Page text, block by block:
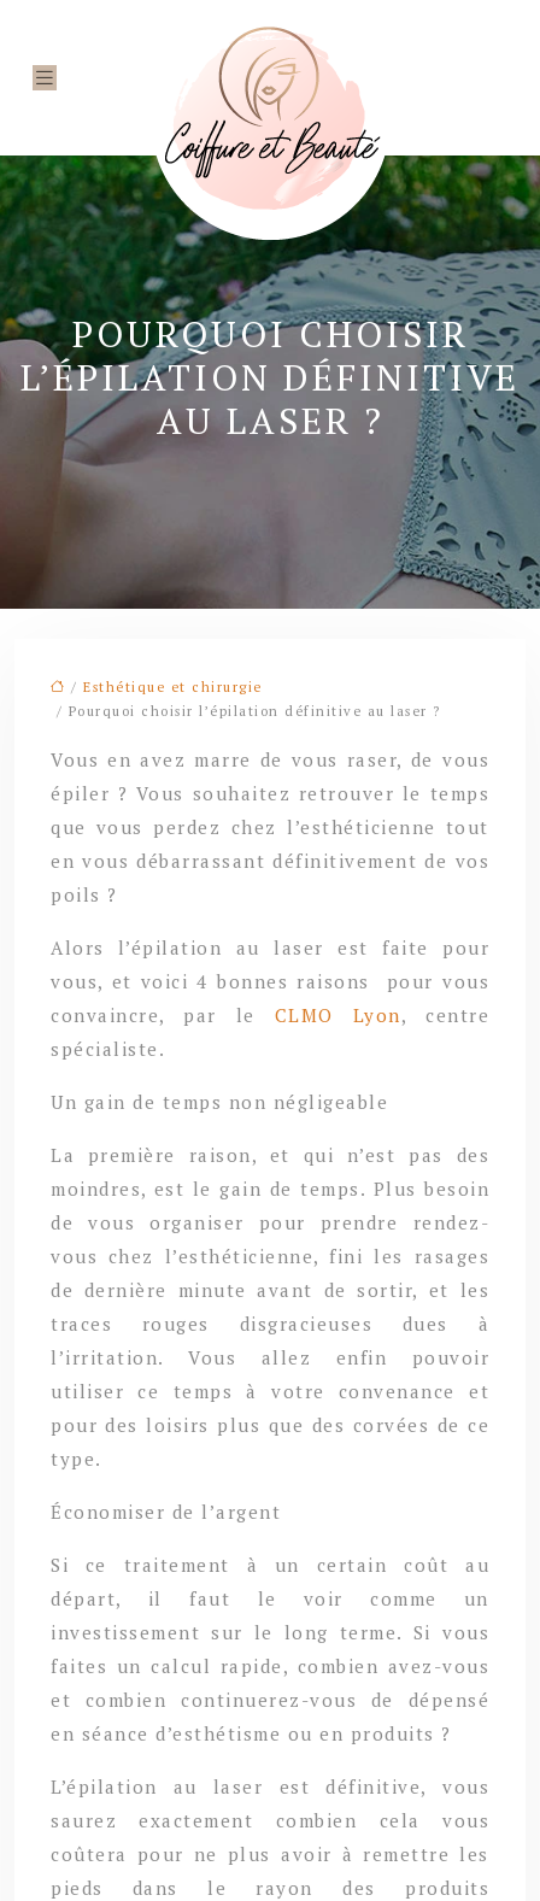
POURQUOI CHOISIR
L’ÉPILATION DÉFINITIVE
AU LASER ?
/ Esthétique et chirurgie
/ Pourquoi choisir l’épilation définitive au laser ?
Vous en avez marre de vous raser, de vous
épiler ? Vous souhaitez retrouver le temps
que vous perdez chez l’esthéticienne tout
en vous débarrassant définitivement de vos
poils ?
Alors l’épilation au laser est faite pour
vous, et voici 4 bonnes raisons pour vous
convaincre, par le CLMO Lyon, centre
spécialiste.
Un gain de temps non négligeable
La première raison, et qui n’est pas des
moindres, est le gain de temps. Plus besoin
de vous organiser pour prendre rendez-
vous chez l’esthéticienne, fini les rasages
de dernière minute avant de sortir, et les
traces rouges disgracieuses dues à
l’irritation. Vous allez enfin pouvoir
utiliser ce temps à votre convenance et
pour des loisirs plus que des corvées de ce
type.
Économiser de l’argent
Si ce traitement à un certain coût au
départ, il faut le voir comme un
investissement sur le long terme. Si vous
faites un calcul rapide, combien avez-vous
et combien continuerez-vous de dépensé
en séance d’esthétisme ou en produits ?
L’épilation au laser est définitive, vous
saurez exactement combien cela vous
coûtera pour ne plus avoir à remettre les
pieds dans le rayon des produits